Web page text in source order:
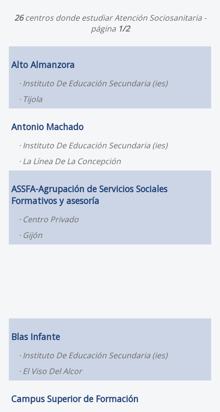
26centros donde estudiar Atención Sociosanitaria -
página 1/2
Alto Almanzora
Instituto De Educación Secundaria (ies)
Tijola
Antonio Machado
Instituto De Educación Secundaria (ies)
La Línea De La Concepción
ASSFA-Agrupación de Servicios Sociales
Formativos y asesoría
Centro Privado
Gijón
Blas Infante
Instituto De Educación Secundaria (ies)
El Viso Del Alcor
Campus Superior de Formación